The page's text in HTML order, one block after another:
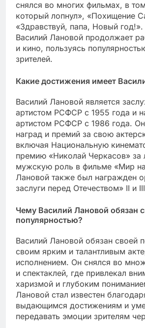
снялся во многих фильмах, в
который лопнул», «Похищение
«Здравствуй, папа, Новый
Василий Лановой продолжает
и кино, пользуясь
зрителей.
Какие достижения имеет
Василий Лановой является
артистом РСФСР с 1955 года и
артистом РСФСР с 1986 года.
наград и премий за свою
включая Национальную
премию «Николай Черкасов»
мужскую роль в фильме «Мир
Лановой также был награжден
заслуги перед Отечеством» II и
Чему Василий Лановой обязан
популярностью?
Василий Лановой обязан своей
своим ярким и талантливым
исполнением. Он снялся во
и спектаклей, где привлекал
харизмой и глубоким
Лановой стал известен
выдающимся достижениям и
передавать эмоции зрителям